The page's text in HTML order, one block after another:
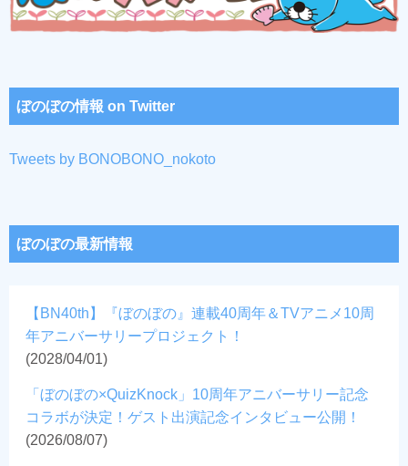
ぼのぼの情報 on Twitter
Tweets by BONOBONO_nokoto
ぼのぼの最新情報
【BN40th】『ぼのぼの』連載40周年＆TVアニメ10周
年アニバーサリープロジェクト！
(2028/04/01)
「ぼのぼの×QuizKnock」10周年アニバーサリー記念
コラボが決定！ゲスト出演記念インタビュー公開！
(2026/08/07)